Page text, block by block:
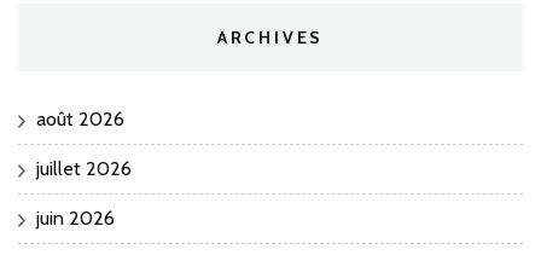
ARCHIVES
août 2026
juillet 2026
juin 2026